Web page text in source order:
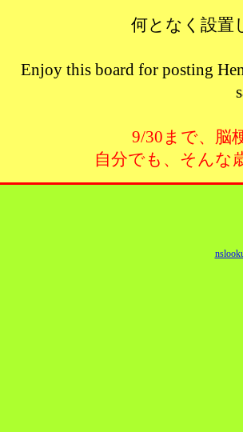
何となく設
Enjoy this board for posting
9/30まで、脳
自分でも、そんな